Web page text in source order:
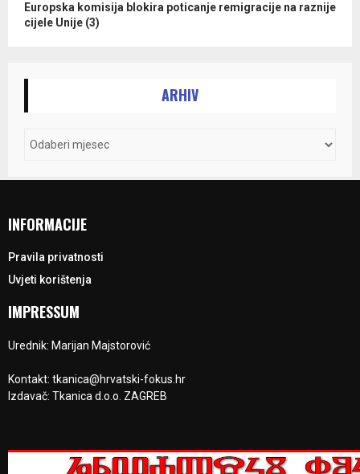
Europska komisija blokira poticanje remigracije na raznije
cijele Unije (3)
ARHIV
INFORMACIJE
Pravila privatnosti
Uvjeti korištenja
IMPRESSUM
Urednik: Marijan Majstorović
Kontakt: tkanica@hrvatski-fokus.hr
Izdavač: Tkanica d.o.o. ZAGREB